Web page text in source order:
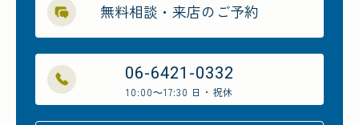
無料相談・来店のご予約
06-6421-0332
10:00～17:30 日・祝休